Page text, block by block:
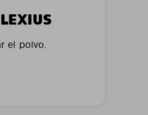
el polvo.